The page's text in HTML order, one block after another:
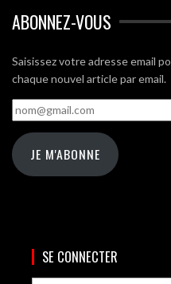
ABONNEZ-VOUS
Saisissez votre adresse email
chaque nouvel article par email.
nom@gmail.com
JE M'ABONNE
SE CONNECTER